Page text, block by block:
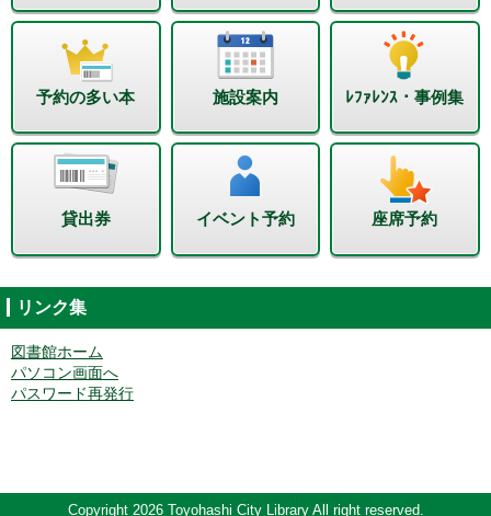
予約の多い本 施設案内 ﾚﾌｧﾚﾝｽ・事例集
貸出券 イベント予約 座席予約
リンク集
図書館ホーム
パソコン画面へ
パスワード再発行
Copyright 2026 Toyohashi City Library All right reserved.